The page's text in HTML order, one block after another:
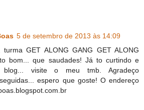
5 de setembro de 2013 às 14:09
GET ALONG GANG GET ALONG
bom... que saudades! Já to curtindo e
blog... visite o meu tmb. Agradeço
espero que goste! O endereço